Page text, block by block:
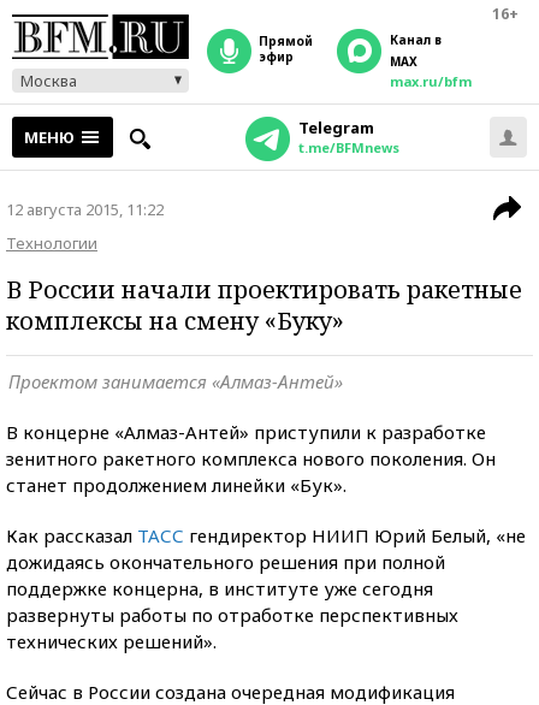
16+
Москва
прямой
эфир
Канал в
MAX
max.ru/bfm
МЕНЮ Telegram
t.me/BFMnews
12 августа 2015, 11:22
Технологии
В России начали проектировать ракетные
комплексы на смену «Буку»
Проектом занимается «Алмаз-Антей»
В концерне «Алмаз-Антей» приступили к разработке
зенитного ракетного комплекса нового поколения. Он
станет продолжением линейки «Бук».
Как рассказал ТАСС гендиректор НИИП Юрий Белый, «не
дожидаясь окончательного решения при полной
поддержке концерна, в институте уже сегодня
развернуты работы по отработке перспективных
технических решений».
Сейчас в России создана очередная модификация